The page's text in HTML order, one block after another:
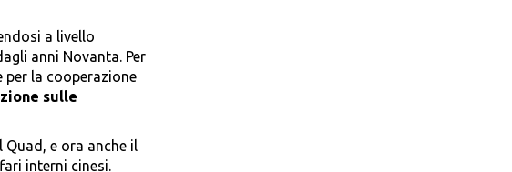
a livello
anni Novanta. Per
per la cooperazione
sulle
e ora anche il
interni cinesi.